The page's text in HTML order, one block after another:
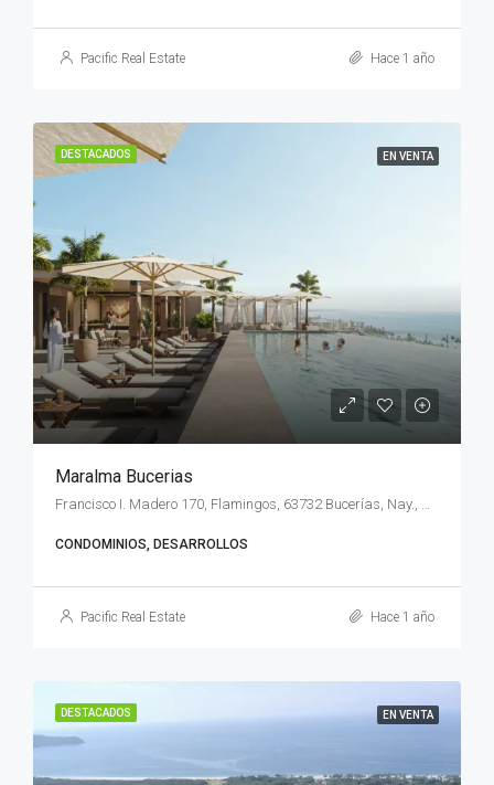
Pacific Real Estate Hace 1 año
DESTACADOS EN VENTA
Maralma Bucerias
Francisco I. Madero 170, Flamingos, 63732 Bucerías, Nay., México
CONDOMINIOS, DESARROLLOS
Pacific Real Estate Hace 1 año
DESTACADOS EN VENTA